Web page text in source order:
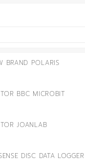
BRAND POLARIS
BBC MICROBIT
JOANLAB
DISC DATA LOGGER